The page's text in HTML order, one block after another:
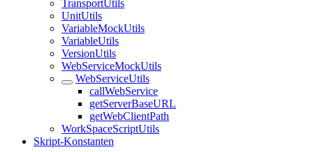
TransportUtils
UnitUtils
VariableMockUtils
VariableUtils
VersionUtils
WebServiceMockUtils
WebServiceUtils
callWebService
getServerBaseURL
getWebClientPath
WorkSpaceScriptUtils
Skript-Konstanten